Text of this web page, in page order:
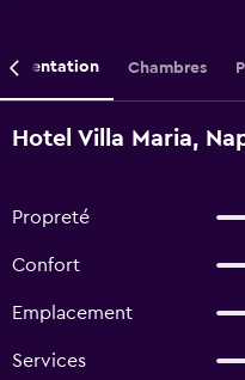
Présentation Chambres
Hotel Villa Maria,
Propreté
Confort
Emplacement
Services